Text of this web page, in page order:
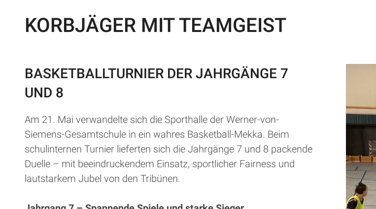
KORBJÄGER MIT TEAMGEIST
BASKETBALLTURNIER DER JAHRGÄNGE 7
UND 8
Am 21. Mai verwandelte sich die Sporthalle der Werner-von-
Siemens-Gesamtschule in ein wahres Basketball-Mekka. Beim
schulinternen Turnier lieferten sich die Jahrgänge 7 und 8 packende
Duelle – mit beeindruckendem Einsatz, sportlicher Fairness und
lautstarkem Jubel von den Tribünen.